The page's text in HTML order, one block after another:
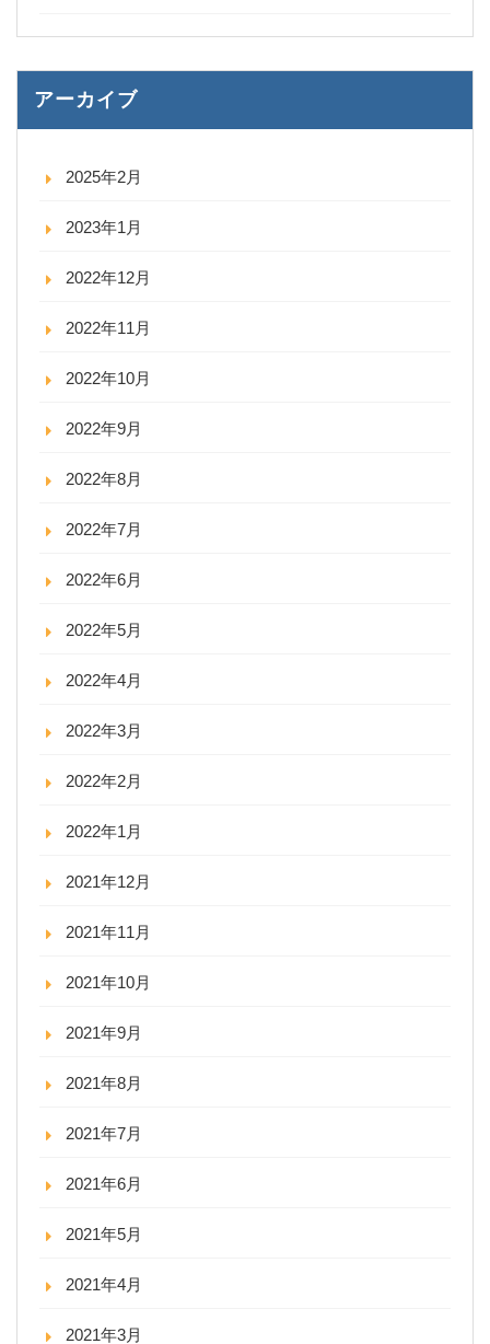
アーカイブ
2025年2月
2023年1月
2022年12月
2022年11月
2022年10月
2022年9月
2022年8月
2022年7月
2022年6月
2022年5月
2022年4月
2022年3月
2022年2月
2022年1月
2021年12月
2021年11月
2021年10月
2021年9月
2021年8月
2021年7月
2021年6月
2021年5月
2021年4月
2021年3月